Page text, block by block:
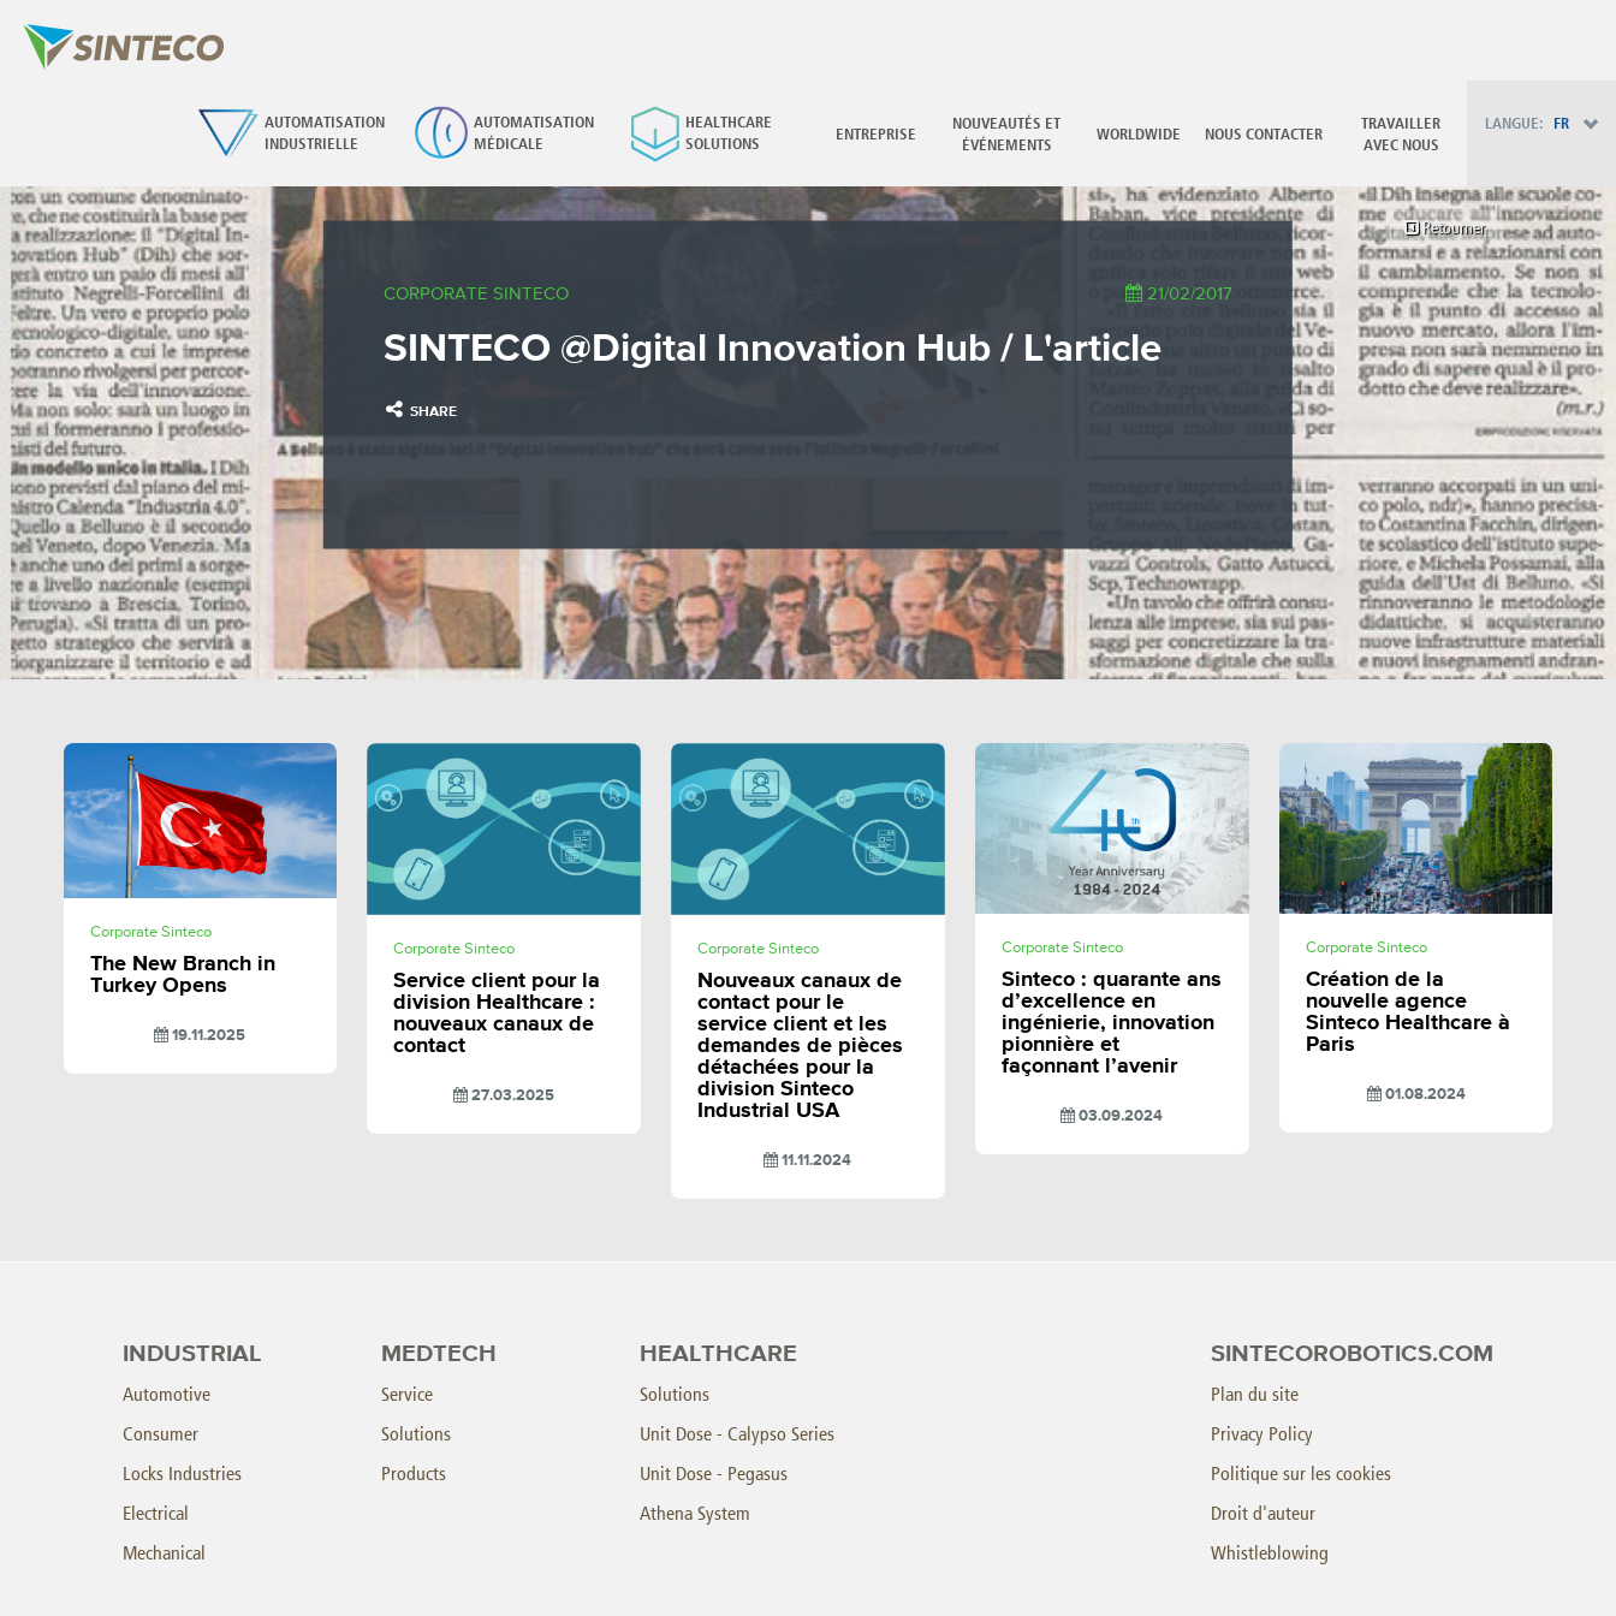
AUTOMATISATION
INDUSTRIELLE
AUTOMATISATION
MÉDICALE
HEALTHCARE
SOLUTIONS
ENTREPRISE
NOUVEAUTÉS ET
ÉVÉNEMENTS
WORLDWIDE NOUS CONTACTER
TRAVAILLER
AVEC NOUS
LANGUE: FR
×
JA - 日本語
TR - Türkçe
CORPORATE SINTECO 21/02/2017
SINTECO @Digital Innovation Hub / L'article
SHARE
Retourner
Corporate Sinteco
The New Branch in
Turkey Opens
19.11.2025
Corporate Sinteco
Service client pour la
division Healthcare :
nouveaux canaux de
contact
27.03.2025
Corporate Sinteco
Nouveaux canaux de
contact pour le
service client et les
demandes de pièces
détachées pour la
division Sinteco
Industrial USA
11.11.2024
Corporate Sinteco
Sinteco : quarante ans
d’excellence en
ingénierie, innovation
pionnière et
façonnant l’avenir
03.09.2024
Corporate Sinteco
Création de la
nouvelle agence
Sinteco Healthcare à
Paris
01.08.2024
INDUSTRIAL
Automotive
Consumer
Locks Industries
Electrical
Mechanical
MEDTECH
Service
Solutions
Products
HEALTHCARE
Solutions
Unit Dose - Calypso Series
Unit Dose - Pegasus
Athena System
SINTECOROBOTICS.COM
Plan du site
Privacy Policy
Politique sur les cookies
Droit d'auteur
Whistleblowing